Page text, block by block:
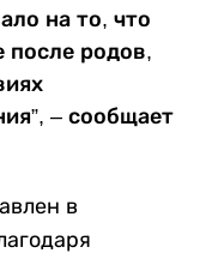
на то, что
после родов,
– сообщает
в